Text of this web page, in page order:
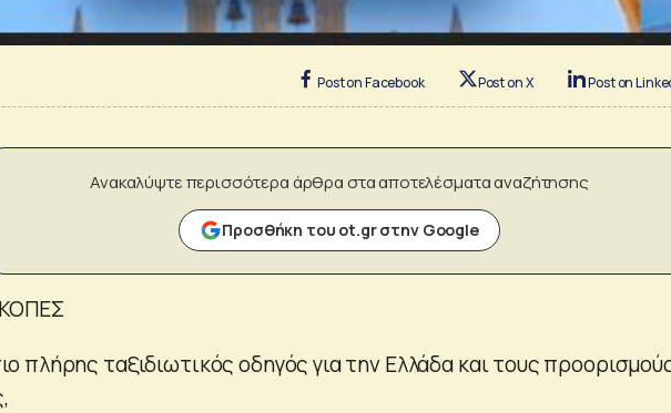
Post on Facebook Post on X Post on
Ανακαλύψτε περισσότερα άρθρα στα αποτελέσματα αναζήτησης
Προσθήκη του ot.gr στην Google
πλήρης ταξιδιωτικός οδηγός για την Ελλάδα και τους